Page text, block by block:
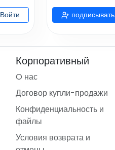
Войти подписывать
Корпоративный
O нас
Договор купли-продажи
Конфиденциальность и
файлы
Условия возврата и